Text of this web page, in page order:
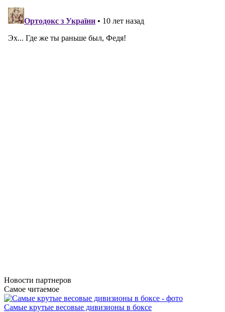
Новости партнеров
Самое читаемое
Самые крутые весовые дивизионы в боксе